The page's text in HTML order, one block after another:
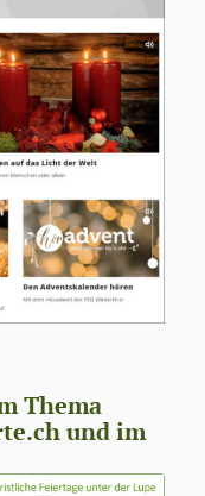
Thema
und im